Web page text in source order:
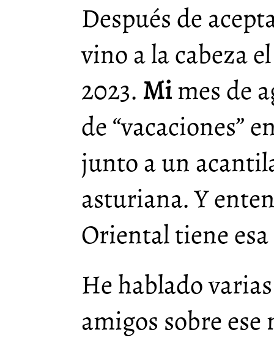
Después de
vino a la cabeza
2023. Mimes de
de “vacaciones”
junto a un
asturiana. Y
Oriental tiene
He hablado
amigos sobre ese